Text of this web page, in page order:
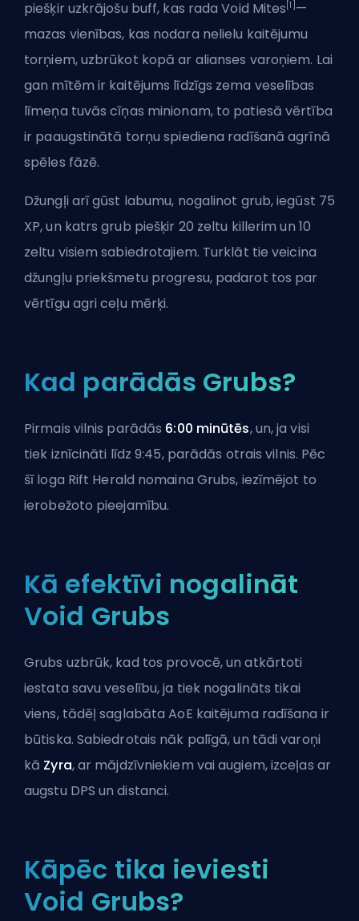
piešķir uzkrājošu buff, kas rada Void Mites [1] —
mazas vienības, kas nodara nelielu kaitējumu
torņiem, uzbrūkot kopā ar alianses varoņiem. Lai
gan mītēm ir kaitējums līdzīgs zema veselības
līmeņa tuvās cīņas minionam, to patiesā vērtība
ir paaugstinātā torņu spiediena radīšanā agrīnā
spēles fāzē.
Džungļi arī gūst labumu, nogalinot grub, iegūst 75
XP, un katrs grub piešķir 20 zeltu killerim un 10
zeltu visiem sabiedrotajiem. Turklāt tie veicina
džungļu priekšmetu progresu, padarot tos par
vērtīgu agri ceļu mērķi.
Kad parādās Grubs?
Pirmais vilnis parādās 6:00 minūtēs, un, ja visi
tiek iznīcināti līdz 9:45, parādās otrais vilnis. Pēc
šī loga Rift Herald nomaina Grubs, iezīmējot to
ierobežoto pieejamību.
Kā efektīvi nogalināt
Void Grubs
Grubs uzbrūk, kad tos provocē, un atkārtoti
iestata savu veselību, ja tiek nogalināts tikai
viens, tādēļ saglabātaAoE kaitējuma radīšana ir
būtiska. Sabiedrotais nāk palīgā, un tādi varoņi
kā Zyra, ar mājdzīvniekiem vai augiem, izceļas ar
augstu DPS un distanci.
Kāpēc tika ieviesti
Void Grubs?